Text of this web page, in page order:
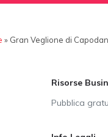
» Gran Veglione di
Risorse
Pubblica